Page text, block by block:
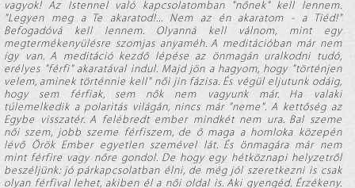
vagyok! Az Istennel való kapcsolatomban "nőnek" kell lennem.
"Legyen meg a Te akaratod!... Nem az én akaratom - a Tiéd!"
Befogadóvá kell lennem. Olyanná kell válnom, mint egy
megtermékenyülésre szomjas anyaméh. A meditációban már nem
így van. A meditáció kezdő lépése az önmagán uralkodni tudó,
erélyes "férfi" akaratával indul. Majd jön a hagyom, hogy "történjen
velem, aminek történnie kell" női jin fázisa. És végül eljutunk odáig,
hogy sem férfiak, sem nők nem vagyunk már. Ha valaki
túlemelkedik a polaritás világán, nincs már "neme". A kettőség az
Egybe visszatér. A felébredt ember mindkét nem ura. Bal szeme
női szem, jobb szeme férfiszem, de ő maga a homloka közepén
lévő Örök Ember egyetlen szemével lát. És önmagára már nem
mint férfire vagy nőre gondol. De hogy egy hétköznapi helyzetről
beszéljünk: jó párkapcsolatban élni, de még jól szeretkezni is csak
olyan férfival lehet, akiben él a női oldal is. Aki gyengéd. Érzékeny.